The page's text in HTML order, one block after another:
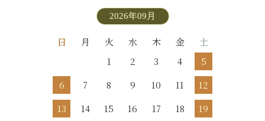
2026年09月
日 月 火 水 木 金
土
1
2 3 4
5
6
7 8 9 10 11
12
13
14 15 16 17 18
19